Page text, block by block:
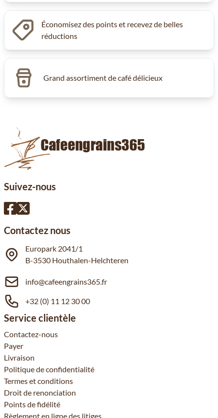
Économisez des points et recevez de belles
réductions
Grand assortiment de café délicieux
Suivez-nous
Contactez nous
Europark 2041/1
B-3530 Houthalen-Helchteren
info@cafeengrains365.fr
+32 (0) 11 12 30 00
Service clientèle
Contactez-nous
Payer
Livraison
Politique de confidentialité
Termes et conditions
Droit de renonciation
Points de fidélité
Règlement en ligne des litiges